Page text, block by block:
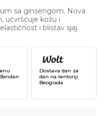
sa ginsengom. Nova
učvršćuje kožu i
i blistav sjaj.
Dostava dan za
dan na teritoriji
Beograda